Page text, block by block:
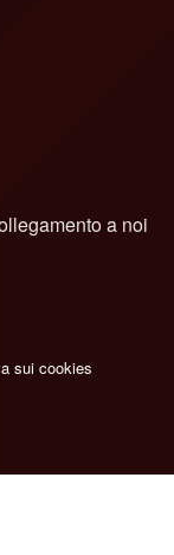
a noi
sui cookies